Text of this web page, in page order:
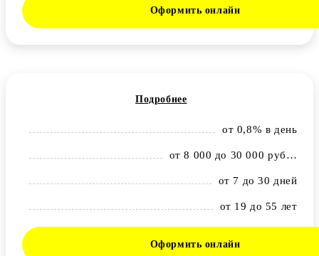
Оформить онлайн
Подробнее
от 0,8% в день
от 8 000 до 30 000 рублей
от 7 до 30 дней
от 19 до 55 лет
Оформить онлайн